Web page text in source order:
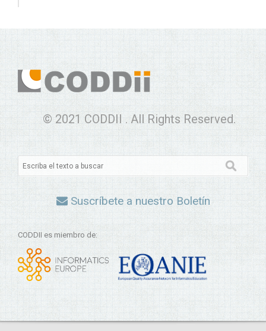
© 2021 CODDII . All Rights Reserved.
Suscríbete a nuestro Boletín
CODDII es miembro de: